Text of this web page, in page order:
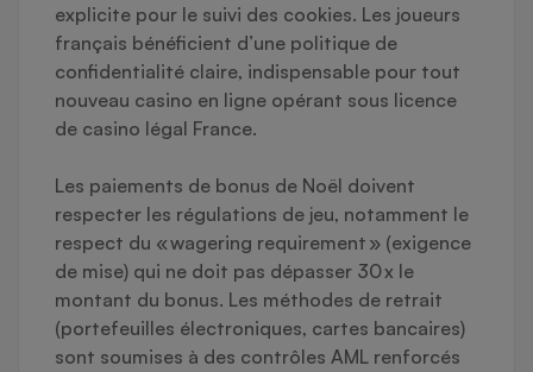
explicite pour le suivi des cookies. Les joueurs
français bénéficient d’une politique de
confidentialité claire, indispensable pour tout
nouveau casino en ligne opérant sous licence
de casino légal France.
Les paiements de bonus de Noël doivent
respecter les régulations de jeu, notamment le
respect du « wagering requirement » (exigence
de mise) qui ne doit pas dépasser 30 x le
montant du bonus. Les méthodes de retrait
(portefeuilles électroniques, cartes bancaires)
sont soumises à des contrôles AML renforcés